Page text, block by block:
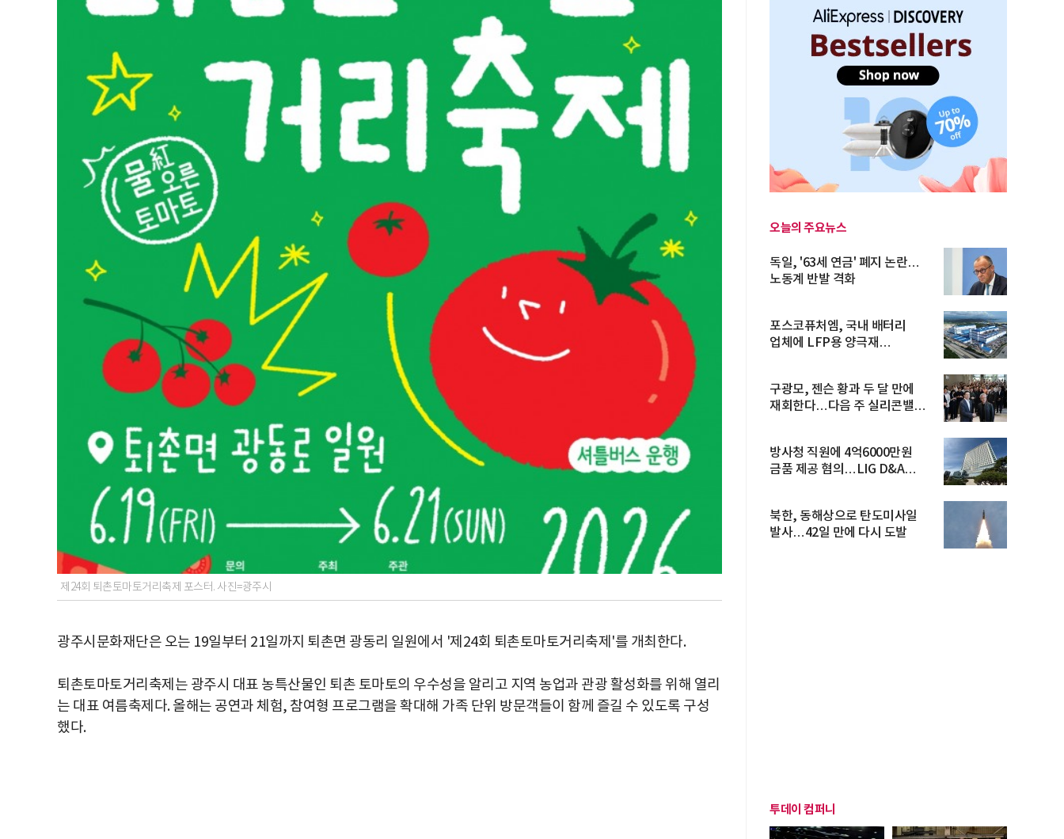
제24회 퇴촌토마토거리축제 포스터. 사진=광주시
광주시문화재단은 오는 19일부터 21일까지 퇴촌면 광동리 일원에서 '제24회 퇴촌토마토거리축제'를 개최한다.
퇴촌토마토거리축제는 광주시 대표 농특산물인 퇴촌 토마토의 우수성을 알리고 지역 농업과 관광 활성화를 위해 열리
는 대표 여름축제다. 올해는 공연과 체험, 참여형 프로그램을 확대해 가족 단위 방문객들이 함께 즐길 수 있도록 구성
했다.
오늘의 주요뉴스
독일, '63세 연금' 폐지 논란…
노동계 반발 격화
포스코퓨처엠, 국내 배터리
업체에 LFP용 양극재
구광모, 젠슨 황과 두 달 만에
재회한다…다음 주 실리콘밸리
방사청 직원에 4억6000만원
금품 제공 혐의…LIG D&A
북한, 동해상으로 탄도미사일
발사…42일 만에 다시 도발
투데이 컴퍼니